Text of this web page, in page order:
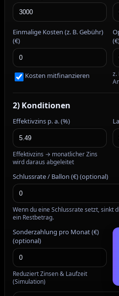
Einmalige Kosten (z. B. Gebühr)
(€)
Kosten mitfinanzieren
z.
2) Konditionen
Effektivzins p. a. (%)
Effektivzins → monatlicher Zins
wird daraus abgeleitet
Schlussrate / Ballon (€) (optional)
Wenn du eine Schlussrate setzt, sinkt
ein Restbetrag.
Sonderzahlung pro Monat (€)
(optional)
Reduziert Zinsen & Laufzeit
(Simulation)